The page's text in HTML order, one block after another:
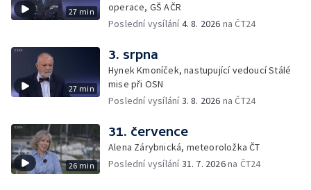
27 min
operace, GŠ AČR
Poslední vysílání4. 8. 2026 na ČT24
27 min
3. srpna
Hynek Kmoníček, nastupující vedoucí Stálé
mise při OSN
Poslední vysílání3. 8. 2026 na ČT24
26 min
31. července
Alena Zárybnická, meteoroložka ČT
Poslední vysílání31. 7. 2026na ČT24